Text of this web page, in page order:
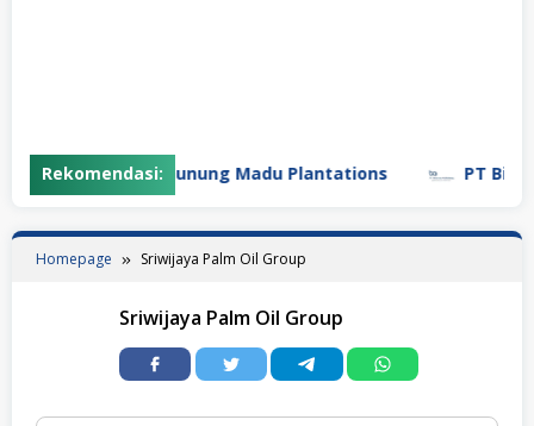
Rekomendasi:PT Gunung Madu Plantations PT
Homepage Sriwijaya Palm Oil Group
Sriwijaya Palm Oil Group